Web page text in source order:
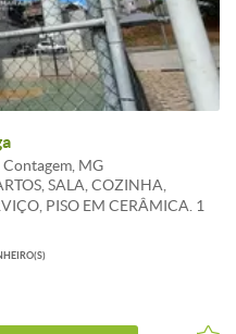
MG
SALA, COZINHA,
PISO EM CERÂMICA. 1
E PLAYGROUND.
E ACADEMIA PRATIQUE
E IPTU SÃO